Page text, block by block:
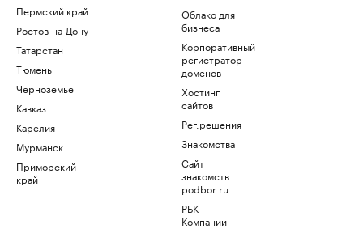
Пермский край
Ростов-на-Дону
Татарстан
Тюмень
Черноземье
Кавказ
Карелия
Мурманск
Приморский
край
Облако для
бизнеса
Корпоративный
регистратор
доменов
Хостинг
сайтов
Рег.решения
Знакомства
Сайт
знакомств
podbor.ru
РБК
Компании